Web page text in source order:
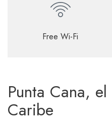
Free Wi-Fi
Punta Cana,
Caribe